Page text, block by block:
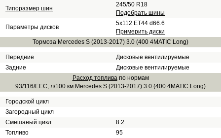
Типоразмер шин
245/50 R18
Подобрать шины
Параметры дисков
5x112 ET44 d66.6
Примерить диски
Тормоза Mercedes S (2013-2017) 3.0 (400 4MATIC Long)
Передние
Дисковые вентилируемые
Задние
Дисковые вентилируемые
Расход топливапо нормам
93/116/EEC, л/100 км Mercedes S (2013-2017) 3.0 (400 4MATIC Long)
Городской цикл
Загородный цикл
Смешаный цикл
8.2
Топливо
95